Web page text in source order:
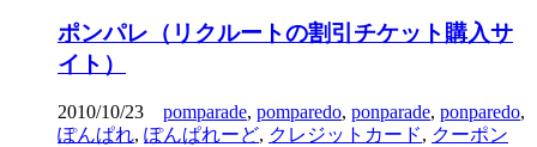
ポンパレ（リクルートの割引チケット購入サ
イト）
2010/10/23 pomparade, pomparedo, ponparade, ponparedo,
ぽんぱれ, ぽんぱれーど, クレジットカード, クーポン